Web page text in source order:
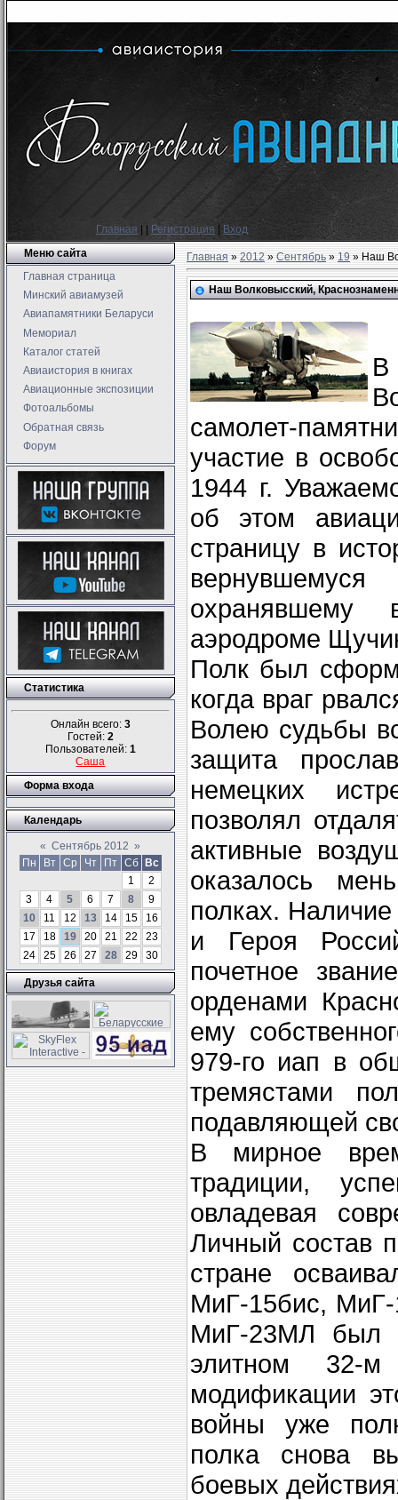
Главная Регистрация
Вход
Меню сайта
Главная страница
Минский авиамузей
Авиапамятники Беларуси
Мемориал
Каталог статей
Авиаистория в книгах
Авиационные экспозиции
Фотоальбомы
Обратная связь
Форум
Статистика
Онлайн всего: 3
Гостей: 2
Пользователей: 1
Саша
Форма входа
Календарь
« Сентябрь 2012 »
Пн
Вт Ср Чт Пт Сб
Вс
1
2
3
4 5 6 7 8
9
10
11 12 13 14 15
16
17
18 19 20 21 22
23
24
25 26 27 28 29 30
Друзья сайта
Главная»2012 » Сентябрь » 19» Наш
Наш Волковысский,
В
самолет-
участие в
1944 г.
об этом
страницу в
охранявшему
аэродроме
Полк был
когда враг
Волею судьбы
защита
немецких
позволял
активные
оказалось
полках.
и Героя
почетное
орденами
ему
979-го иап в
тремястами
подавляющей
В мирное
традиции,
овладевая
Личный состав
стране
МиГ-15бис,
МиГ-23МЛ был
элитном 32-
модификации
войны уже
полка снова
боевых